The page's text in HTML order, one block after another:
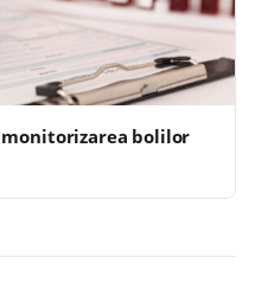
bolilor